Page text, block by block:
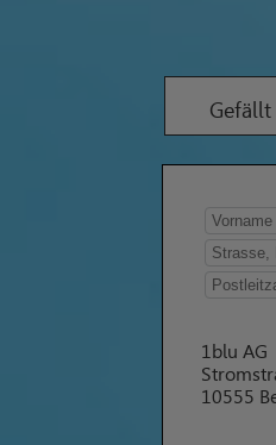
Gefällt
1blu AG
10555